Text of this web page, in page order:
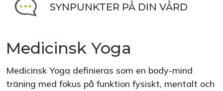
SYNPUNKTER PÅ DIN VÅRD
Medicinsk Yoga
Medicinsk Yoga definieras som en body-mind
träning med fokus på funktion fysiskt, mentalt och